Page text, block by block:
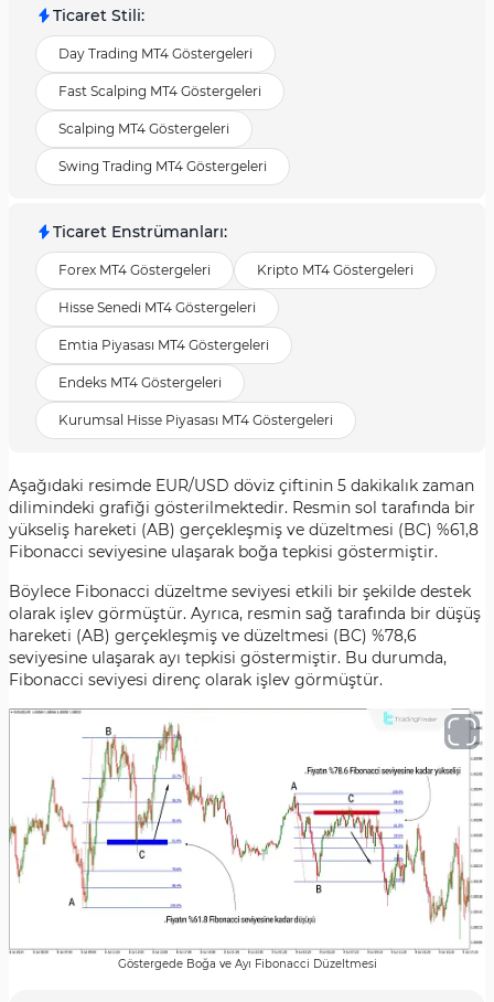
Ticaret Stili:
Day Trading MT4 Göstergeleri
Fast Scalping MT4 Göstergeleri
Scalping MT4 Göstergeleri
Swing Trading MT4 Göstergeleri
Ticaret Enstrümanları:
Forex MT4 Göstergeleri Kripto MT4 Göstergeleri
Hisse Senedi MT4 Göstergeleri
Emtia Piyasası MT4 Göstergeleri
Endeks MT4 Göstergeleri
Kurumsal Hisse Piyasası MT4 Göstergeleri
Aşağıdaki resimde EUR/USD döviz çiftinin 5 dakikalık zaman
dilimindeki grafiği gösterilmektedir. Resmin sol tarafında bir
yükseliş hareketi (AB) gerçekleşmiş ve düzeltmesi (BC) %61,8
Fibonacci seviyesine ulaşarak boğa tepkisi göstermiştir.
Böylece Fibonacci düzeltme seviyesi etkili bir şekilde destek
olarak işlev görmüştür. Ayrıca, resmin sağ tarafında bir düşüş
hareketi (AB) gerçekleşmiş ve düzeltmesi (BC) %78,6
seviyesine ulaşarak ayı tepkisi göstermiştir. Bu durumda,
Fibonacci seviyesi direnç olarak işlev görmüştür.
Göstergede Boğa ve Ayı Fibonacci Düzeltmesi